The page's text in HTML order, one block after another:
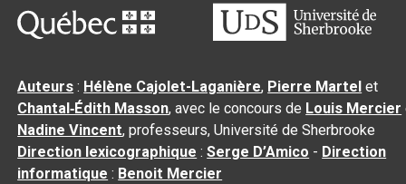
Auteurs : Hélène Cajolet-Laganière, Pierre Martel et
Chantal‑Édith Masson, avec le concours de Louis Mercier
Nadine Vincent, professeurs, Université de Sherbrooke
Direction lexicographique :Serge D’Amico - Direction
informatique : Benoit Mercier